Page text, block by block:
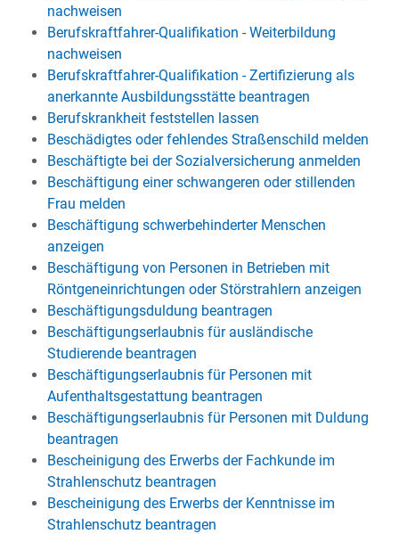
nachweisen
Berufskraftfahrer-Qualifikation - Weiterbildung
nachweisen
Berufskraftfahrer-Qualifikation - Zertifizierung als
anerkannte Ausbildungsstätte beantragen
Berufskrankheit feststellen lassen
Beschädigtes oder fehlendes Straßenschild melden
Beschäftigte bei der Sozialversicherung anmelden
Beschäftigung einer schwangeren oder stillenden
Frau melden
Beschäftigung schwerbehinderter Menschen
anzeigen
Beschäftigung von Personen in Betrieben mit
Röntgeneinrichtungen oder Störstrahlern anzeigen
Beschäftigungsduldung beantragen
Beschäftigungserlaubnis für ausländische
Studierende beantragen
Beschäftigungserlaubnis für Personen mit
Aufenthaltsgestattung beantragen
Beschäftigungserlaubnis für Personen mit Duldung
beantragen
Bescheinigung des Erwerbs der Fachkunde im
Strahlenschutz beantragen
Bescheinigung des Erwerbs der Kenntnisse im
Strahlenschutz beantragen